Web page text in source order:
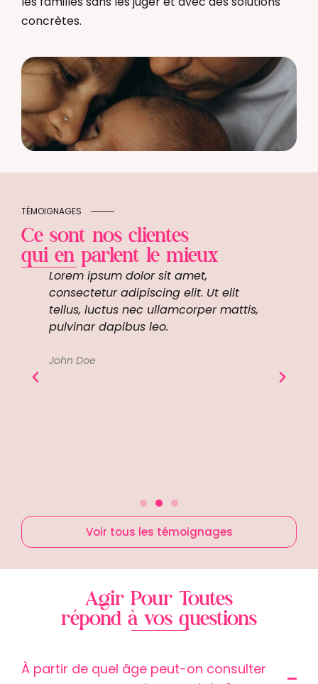
concrètes.
TÉMOIGNAGES
Ce sont nos clientes
qui en parlent le mieux
ma
Lorem ipsum dolor sit amet,
consectetur adipiscing elit. Ut elit
tellus, luctus nec ullamcorper mattis,
pulvinar dapibus leo.
John Doe
Voir tous les témoignages
Agir Pour Toutes
répond à vos questions
À partir de quel âge peut-on consulter